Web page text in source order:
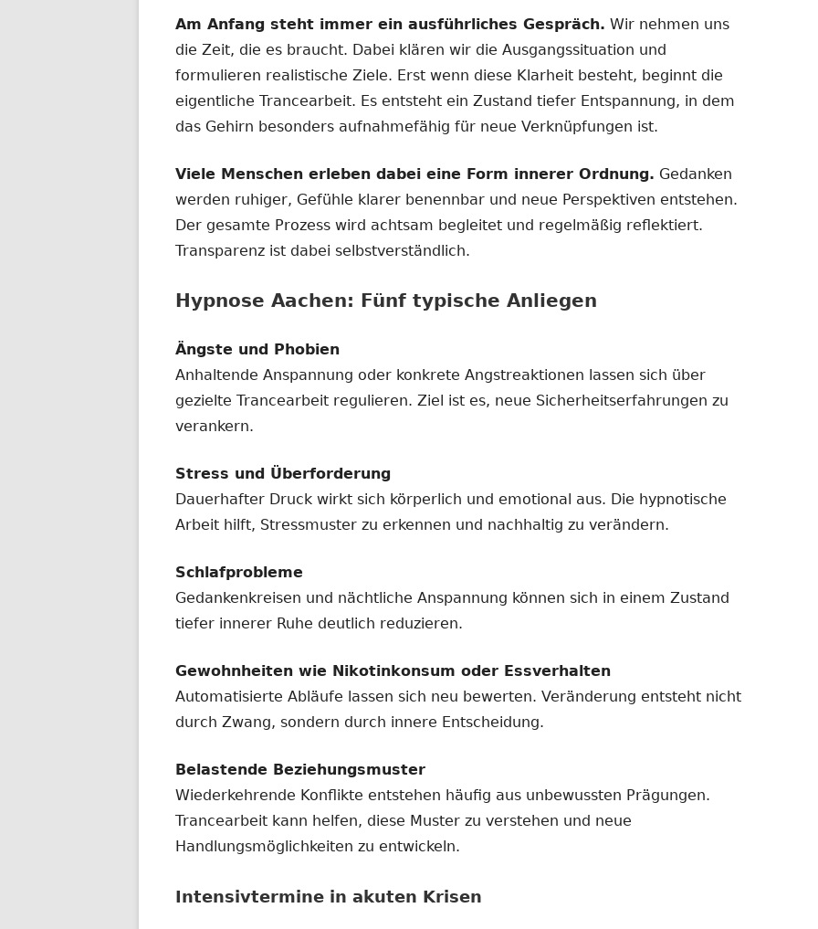
Am Anfang steht immer ein ausführliches Gespräch. Wir nehmen uns
die Zeit, die es braucht. Dabei klären wir die Ausgangssituation und
formulieren realistische Ziele. Erst wenn diese Klarheit besteht, beginnt die
eigentliche Trancearbeit. Es entsteht ein Zustand tiefer Entspannung, in dem
das Gehirn besonders aufnahmefähig für neue Verknüpfungen ist.
Viele Menschen erleben dabei eine Form innerer Ordnung. Gedanken
werden ruhiger, Gefühle klarer benennbar und neue Perspektiven entstehen.
Der gesamte Prozess wird achtsam begleitet und regelmäßig reflektiert.
Transparenz ist dabei selbstverständlich.
Hypnose Aachen: Fünf typische Anliegen
Ängste und Phobien
Anhaltende Anspannung oder konkrete Angstreaktionen lassen sich über
gezielte Trancearbeit regulieren. Ziel ist es, neue Sicherheitserfahrungen zu
verankern.
Stress und Überforderung
Dauerhafter Druck wirkt sich körperlich und emotional aus. Die hypnotische
Arbeit hilft, Stressmuster zu erkennen und nachhaltig zu verändern.
Schlafprobleme
Gedankenkreisen und nächtliche Anspannung können sich in einem Zustand
tiefer innerer Ruhe deutlich reduzieren.
Gewohnheiten wie Nikotinkonsum oder Essverhalten
Automatisierte Abläufe lassen sich neu bewerten. Veränderung entsteht nicht
durch Zwang, sondern durch innere Entscheidung.
Belastende Beziehungsmuster
Wiederkehrende Konflikte entstehen häufig aus unbewussten Prägungen.
Trancearbeit kann helfen, diese Muster zu verstehen und neue
Handlungsmöglichkeiten zu entwickeln.
Intensivtermine in akuten Krisen